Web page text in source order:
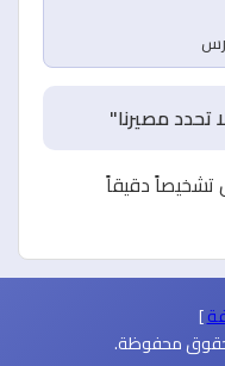
تحدد مصيرنا"
تشخيصاً دقيقاً
]